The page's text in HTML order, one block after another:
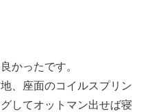
かったです。
、座面のコイルスプリン
してオットマン出せば寝